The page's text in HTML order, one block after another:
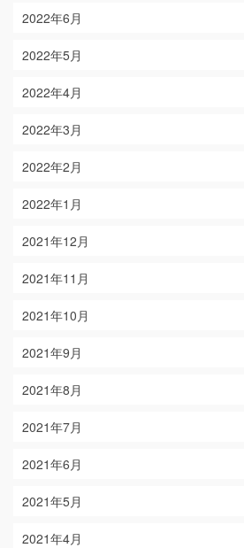
2022年6月
2022年5月
2022年4月
2022年3月
2022年2月
2022年1月
2021年12月
2021年11月
2021年10月
2021年9月
2021年8月
2021年7月
2021年6月
2021年5月
2021年4月